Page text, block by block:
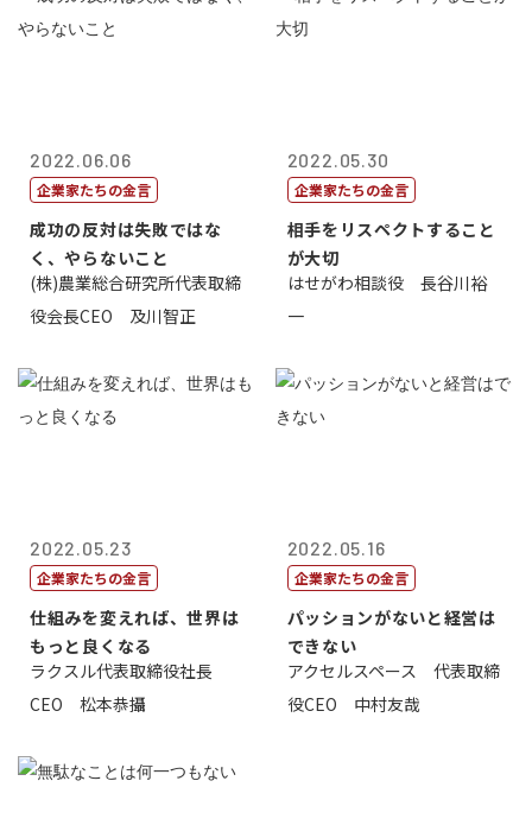
2022.06.06
企業家たちの金言
成功の反対は失敗ではな
く、やらないこと
(株)農業総合研究所代表取締
役会長CEO 及川智正
2022.05.30
企業家たちの金言
相手をリスペクトすること
が大切
はせがわ相談役 長谷川裕
一
2022.05.23
企業家たちの金言
仕組みを変えれば、世界は
もっと良くなる
ラクスル代表取締役社長
CEO 松本恭攝
2022.05.16
企業家たちの金言
パッションがないと経営は
できない
アクセルスペース 代表取締
役CEO 中村友哉